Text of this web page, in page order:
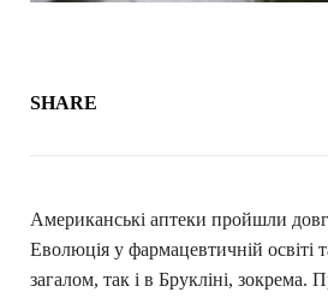
SHARE
Американські аптеки пройшли
Еволюція у фармацевтичній освіті
загалом, так і в Брукліні, зокрема.